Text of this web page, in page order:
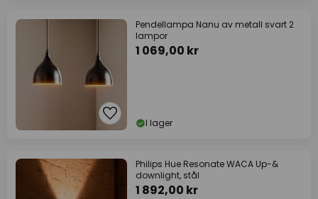
Pendellampa Nanu av metall svart 2
lampor
1 069,00 kr
I lager
Philips Hue Resonate WACA Up-&
downlight, stål
1 892,00 kr